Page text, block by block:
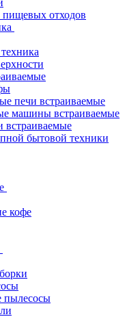
пищевых отходов
печи встраиваемые
машины встраиваемые
встраиваемые
бытовой техники
кофе
пылесосы